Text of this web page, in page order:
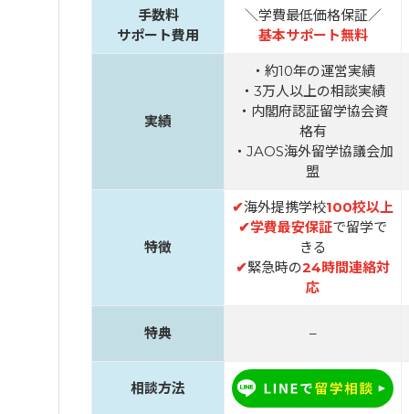
手数料
サポート費用
＼学費最低価格保証／
基本サポート無料
実績
・約10年の運営実績
・3万人以上の相談実績
・内閣府認証留学協会資
格有
・JAOS海外留学協議会加
盟
特徴
✔海外提携学校100校以上
✔学費最安保証で留学で
きる
✔緊急時の24時間連絡対
応
特典 –
相談方法